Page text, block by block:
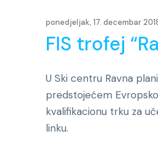
ponedjeljak, 17. decembar
FIS trofej
U Ski centru Ravna
predstojećem
kvalifikacionu trku za
linku.